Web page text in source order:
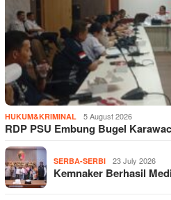
HUKUM&KRIMINAL 5 August 2026
RDP PSU Embung Bugel
SERBA-SERBI 23 July 2026
Kemnaker Berhasil